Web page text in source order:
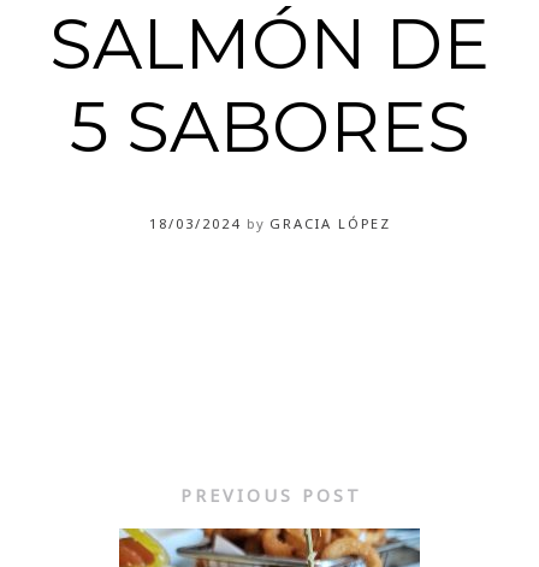
SALMÓN DE
5 SABORES
18/03/2024 by GRACIA LÓPEZ
PREVIOUS POST